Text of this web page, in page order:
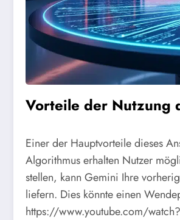
Vorteile der Nutzung
Einer der Hauptvorteile dieses
Algorithmus erhalten Nutzer
stellen, kann Gemini Ihre
liefern. Dies könnte einen
https://www.youtube.com/